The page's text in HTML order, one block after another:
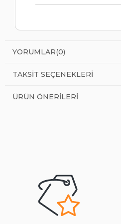
YORUMLAR(0)
TAKSIT SEÇENEKLERI
ÜRÜN ÖNERILERI